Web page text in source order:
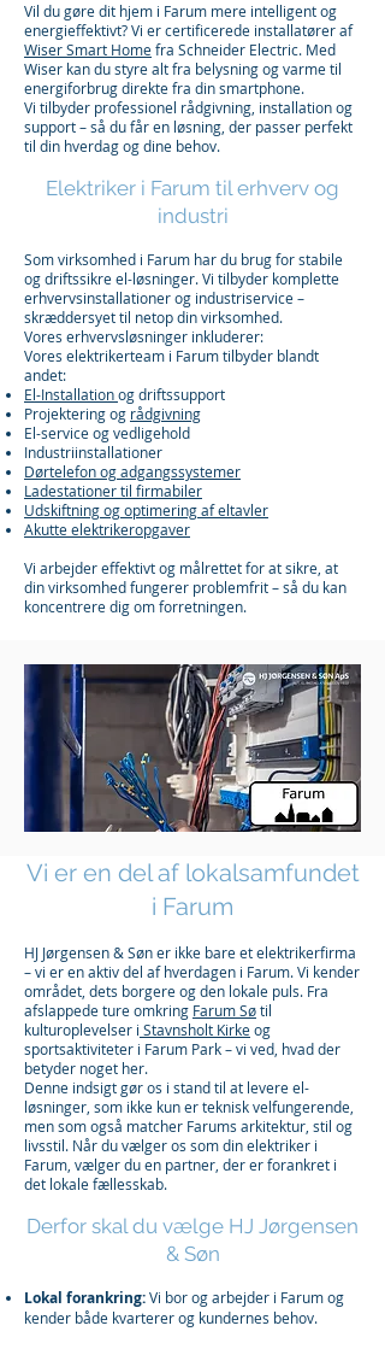
Vil du gøre dit hjem i Farum mere intelligent og
energieffektivt? Vi er certificerede installatører af
Wiser Smart Homefra Schneider Electric. Med
Wiser kan du styre alt fra belysning og varme til
energiforbrug direkte fra din smartphone.
Vi tilbyder professionel rådgivning, installation og
support – så du får en løsning, der passer perfekt
til din hverdag og dine behov.
Elektriker i Farum til erhverv og
industri
Som virksomhed i Farum har du brug for stabile
og driftssikre el-løsninger. Vi tilbyder komplette
erhvervsinstallationer og industriservice –
skræddersyet til netop din virksomhed.
Vores erhvervsløsninger inkluderer:
Vores elektrikerteam i Farum tilbyder blandt
andet:
El-Installationog driftssupport
Projektering og rådgivning
El-service og vedligehold
Industriinstallationer
Dørtelefon og adgangssystemer
Ladestationer til firmabiler
Udskiftning og optimering af eltavler
Akutte elektrikeropgaver
Vi arbejder effektivt og målrettet for at sikre, at
din virksomhed fungerer problemfrit – så du kan
koncentrere dig om forretningen.
Vi er en del af lokalsamfundet
i Farum
HJ Jørgensen & Søn er ikke bare et elektrikerfirma
– vi er en aktiv del af hverdagen i Farum. Vi kender
området, dets borgere og den lokale puls. Fra
afslappede ture omkring Farum Søtil
kulturoplevelser i Stavnsholt Kirkeog
sportsaktiviteter i Farum Park – vi ved, hvad der
betyder noget her.
Denne indsigt gør os i stand til at levere el-
løsninger, som ikke kun er teknisk velfungerende,
men som også matcher Farums arkitektur, stil og
livsstil. Når du vælger os som din elektriker i
Farum, vælger du en partner, der er forankret i
det lokale fællesskab.
Derfor skal du vælge HJ Jørgensen
& Søn
Lokal forankring:Vi bor og arbejder i Farum og
kender både kvarterer og kundernes behov.